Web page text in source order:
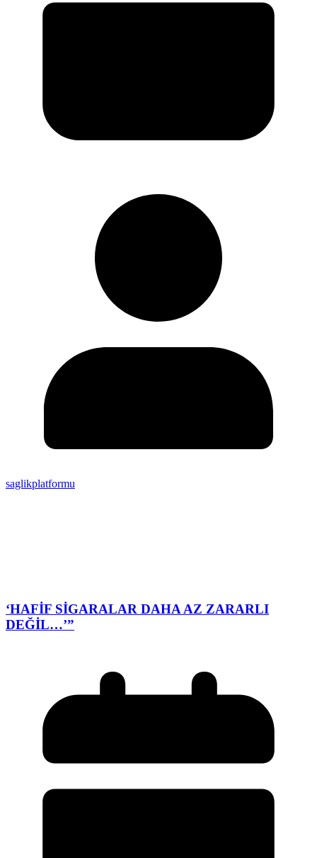
saglikplatformu
‘HAFİF SİGARALAR DAHA AZ ZARARLI
DEĞİL…’”